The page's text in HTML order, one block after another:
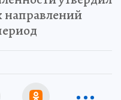
направлений